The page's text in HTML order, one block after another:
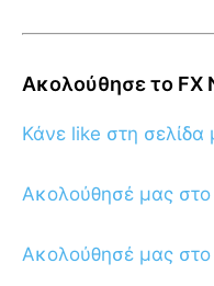
Ακολούθησε το FX
Κάνε like στη
Ακολούθησέ μας
Ακολούθησέ μας στο